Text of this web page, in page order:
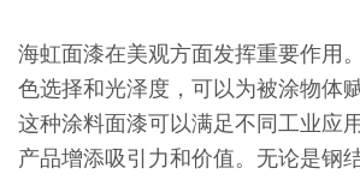
海虹面漆在美观方面发挥重要作用
色选择和光泽度，可以为被涂物体
这种涂料面漆可以满足不同工业应
产品增添吸引力和价值。无论是钢